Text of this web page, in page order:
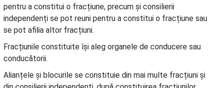
pentru a constitui o fracțiune, precum și consilierii
independenți se pot reuni pentru a constitui o fracțiune sau
se pot afilia altor fracțiuni.
Fracțiunile constituite își aleg organele de conducere sau
conducătorii.
Alianțele și blocurile se constituie din mai multe fracțiuni și